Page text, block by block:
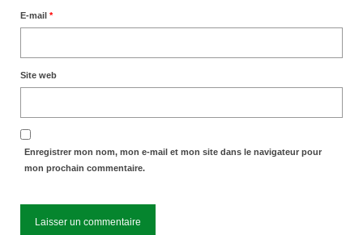
E-mail *
Site web
Enregistrer mon nom, mon e-mail et mon site dans le navigateur pour
mon prochain commentaire.